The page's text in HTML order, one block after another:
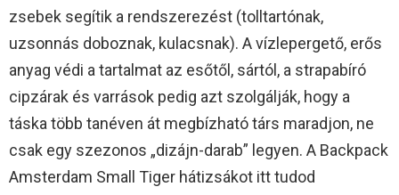
zsebek segítik a rendszerezést (tolltartónak,
uzsonnás doboznak, kulacsnak). A vízlepergető, erős
anyag védi a tartalmat az esőtől, sártól, a strapabíró
cipzárak és varrások pedig azt szolgálják, hogy a
táska több tanéven át megbízható társ maradjon, ne
csak egy szezonos „dizájn-darab” legyen. A Backpack
Amsterdam Small Tiger hátizsákot itt tudod